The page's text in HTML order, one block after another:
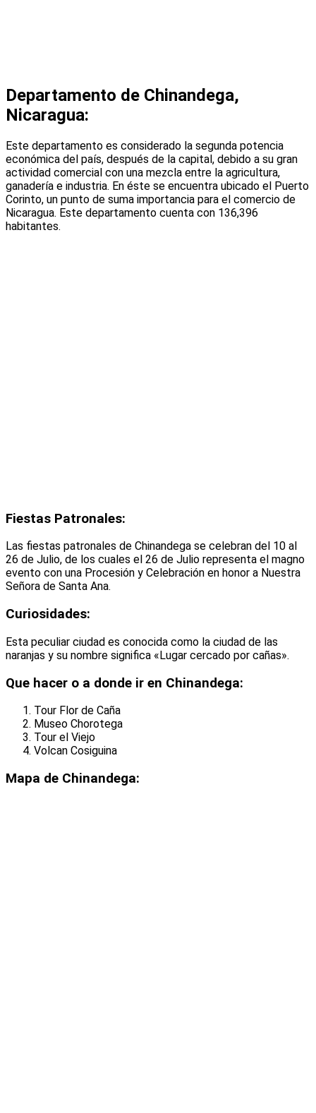
Departamento de Chinandega,
Nicaragua:
Este departamento es considerado la segunda potencia
económica del país, después de la capital, debido a su gran
actividad comercial con una mezcla entre la agricultura,
ganadería e industria. En éste se encuentra ubicado el Puerto
Corinto, un punto de suma importancia para el comercio de
Nicaragua. Este departamento cuenta con 136,396
habitantes.
Fiestas Patronales:
Las fiestas patronales de Chinandega se celebran del 10 al
26 de Julio, de los cuales el 26 de Julio representa el magno
evento con una Procesión y Celebración en honor a Nuestra
Señora de Santa Ana.
Curiosidades:
Esta peculiar ciudad es conocida como la ciudad de las
naranjas y su nombre significa «Lugar cercado por cañas».
Que hacer o a donde ir en Chinandega:
Tour Flor de Caña
Museo Chorotega
Tour el Viejo
Volcan Cosiguina
Mapa de Chinandega: